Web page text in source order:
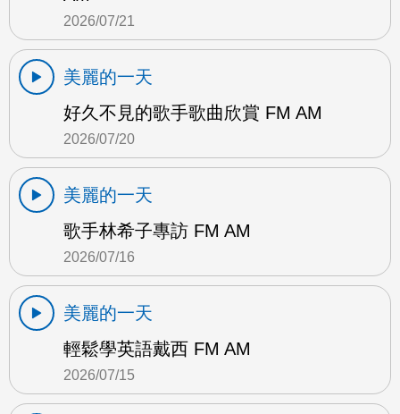
2026/07/21
美麗的一天
好久不見的歌手歌曲欣賞 FM AM
2026/07/20
美麗的一天
歌手林希子專訪 FM AM
2026/07/16
美麗的一天
輕鬆學英語戴西 FM AM
2026/07/15